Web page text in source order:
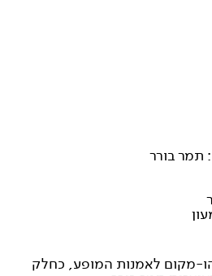
תמר בורר
מקום לאמנות המופע, כחלק